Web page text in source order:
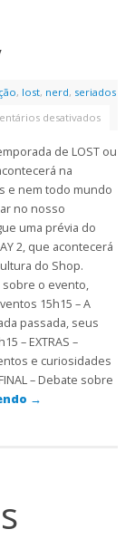
, lost, nerd, seriados
desativados
de LOST ou
na
e nem todo mundo
no nosso
uma prévia do
2, que acontecerá
do Shop.
sobre o evento,
15h15 – A
passada, seus
– EXTRAS –
e curiosidades
– Debate sobre
→